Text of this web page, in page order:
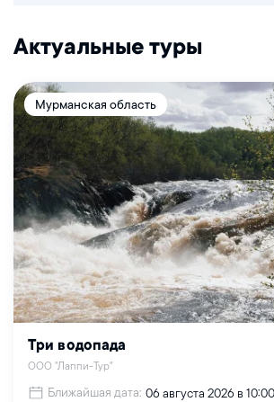
Актуальные туры
Мурманская область
Три водопада
ООО "Лаппи-Тур"
Ближайшая дата: 06 августа 2026 в 10:00